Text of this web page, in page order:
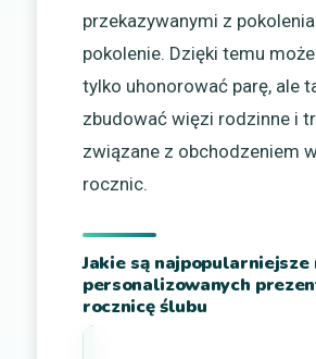
przekazywanymi z
pokolenie. Dzięki temu
tylko uhonorować parę, ale
zbudować więzi rodzinne i
związane z obchodzeniem
rocznic.
Jakie są
personalizowanych
rocznicę ślubu